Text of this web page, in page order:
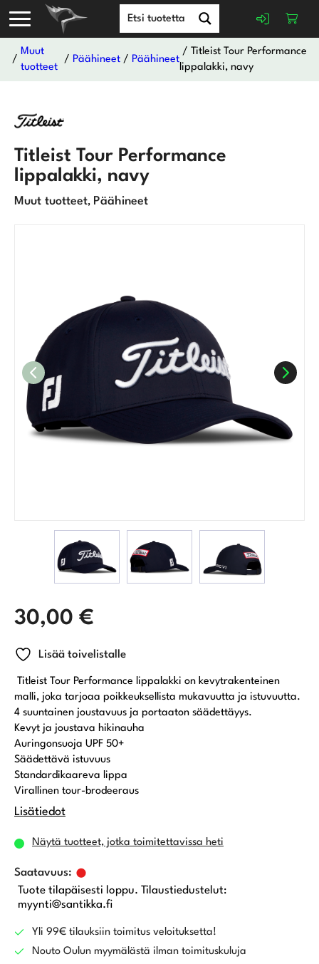
/
Muut
tuotteet
/ Päähineet / Päähineet
/ Titleist Tour Performance
lippalakki, navy
Titleist Tour Performance
lippalakki, navy
Muut tuotteet, Päähineet
30,00 €
Lisää toivelistalle
Titleist Tour Performance lippalakki on kevytrakenteinen
malli, joka tarjoaa poikkeuksellista mukavuutta ja istuvuutta.
4 suuntainen joustavuus ja portaaton säädettäyys.
Kevyt ja joustava hikinauha
Auringonsuoja UPF 50+
Säädettävä istuvuus
Standardikaareva lippa
Virallinen tour-brodeeraus
Lisätiedot
Näytä tuotteet, jotka toimitettavissa heti
Tuote tilapäisesti loppu. Tilaustiedustelut:
myynti@santikka.fi
Yli 99€ tilauksiin toimitus veloituksetta!
Nouto Oulun myymälästä ilman toimituskuluja